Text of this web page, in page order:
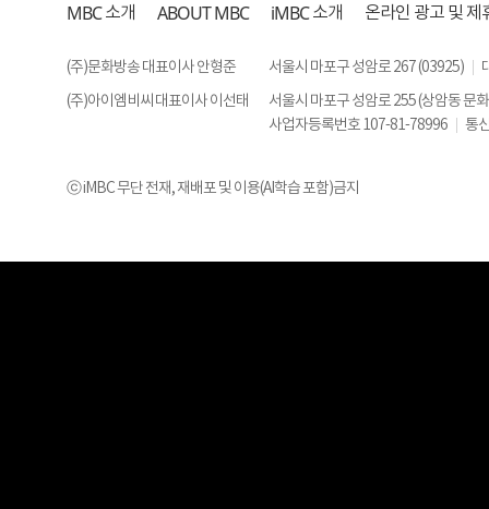
MBC소개 ABOUT MBC iMBC소개 온라인 광고 및 제
(주)문화방송 대표이사 안형준 서울시 마포구 성암로 267 (03925)
(주)아이엠비씨 대표이사 이선태
서울시 마포구 성암로 255 (상암동 문
사업자등록번호 107-81-78996
통
ⓒ iMBC 무단 전재, 재배포 및 이용(AI학습 포함)금지